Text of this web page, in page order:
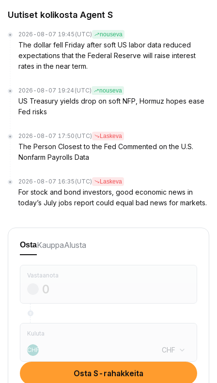
Uutiset kolikosta Agent S
2026-08-07 19:45 (UTC) nouseva
The dollar fell Friday after soft US labor data reduced
expectations that the Federal Reserve will raise interest
rates in the near term.
2026-08-07 19:24 (UTC) nouseva
US Treasury yields drop on soft NFP, Hormuz hopes ease
Fed risks
2026-08-07 17:50 (UTC) Laskeva
The Person Closest to the Fed Commented on the U.S.
Nonfarm Payrolls Data
2026-08-07 16:35 (UTC) Laskeva
For stock and bond investors, good economic news in
today’s July jobs report could equal bad news for markets.
OstaKauppaAlusta
Vastaanota
Kuluta
CHF CHF
Osta S-rahakkeita